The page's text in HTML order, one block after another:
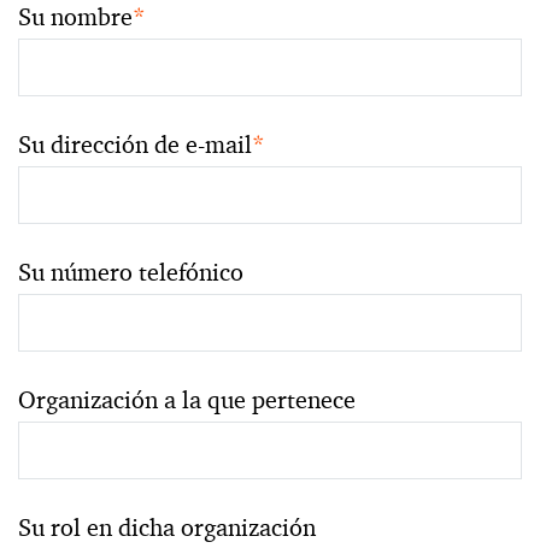
Su nombre*
Su dirección de e-mail*
Su número telefónico
Organización a la que pertenece
Su rol en dicha organización